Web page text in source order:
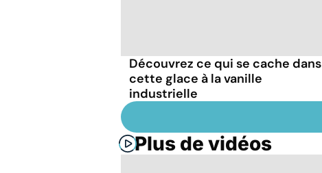
Découvrez ce qui se cache dans
cette glace à la vanille
industrielle
Plus de vidéos